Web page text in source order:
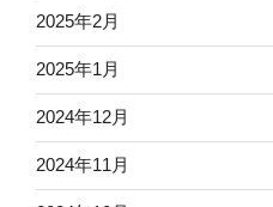
2025年2月
2025年1月
2024年12月
2024年11月